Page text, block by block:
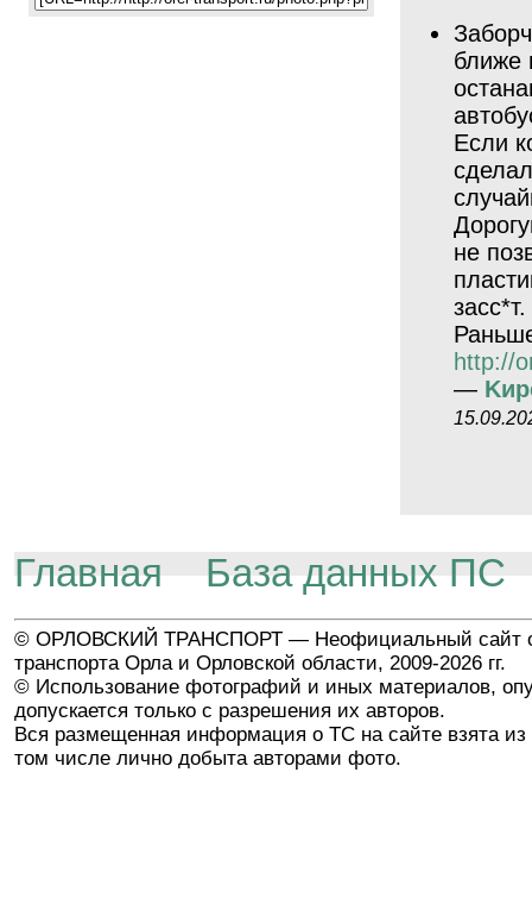
ближе
Если
не
засс*т.
http://
—
Главная База данных ПС
© ОРЛОВСКИЙ ТРАНСПОРТ — Неофициальный сайт
транспорта Орла и Орловской области, 2009-2026 гг.
© Использование фотографий и иных материалов,
допускается только с разрешения их авторов.
Вся размещенная информация о ТС на сайте взята из
том числе лично добыта авторами фото.